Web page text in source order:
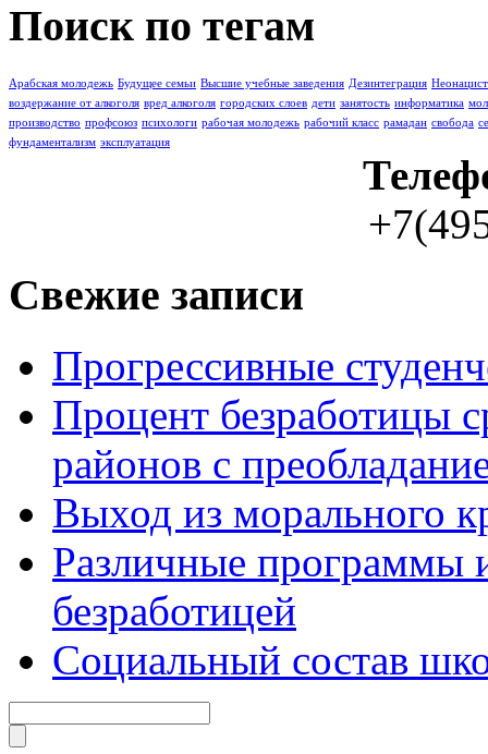
Поиск по тегам
Арабская молодежь Буду­щее семьи Высшие учебные заведения Дезинтеграция
воздержание от алкоголя вред алкоголя городских слоев дети занятость информатика
производство профсоюз психологи рабочая молодежь рабочий класс рамадан свобода
фундаментализм эксплуатация
Свежие записи
Прогрессивные
Процент безработицы
районов с
Выход из морального
Различные программы
безработицей
Социальный состав